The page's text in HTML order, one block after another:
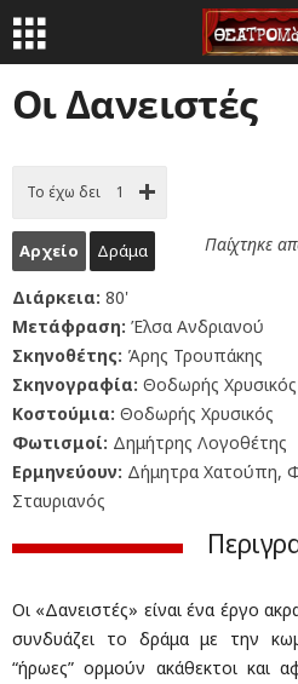
Οι Δανειστές
Το έχω δει 1
Αρχείο Δράμα
Παίχτηκε
Διάρκεια: 80'
Μετάφραση: Έλσα Ανδριανού
Σκηνοθέτης: Άρης Τρουπάκης
Σκηνογραφία: Θοδωρής Χρυσικός
Κοστούμια: Θοδωρής Χρυσικός
Φωτισμοί: Δημήτρης Λογοθέτης
Ερμηνεύουν: Δήμητρα Χατούπη,
Σταυριανός
Οι «Δανειστές» είναι ένα έργο
συνδυάζει το δράμα με την
“ήρωες” ορμούν ακάθεκτοι και